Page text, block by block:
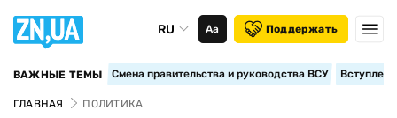
RU Аа Поддержать
ВАЖНЫЕ ТЕМЫ Смена правительства и руководства ВСУ
ГЛАВНАЯ ПОЛИТИКА